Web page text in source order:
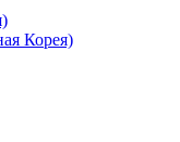
Корея)